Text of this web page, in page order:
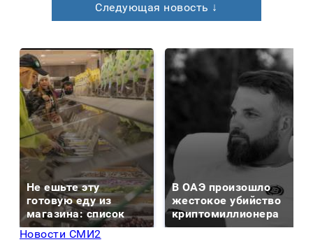
Следующая новость ↓
Не ешьте эту
готовую еду из
магазина: список
В ОАЭ произошло
жестокое убийство
криптомиллионера
Новости СМИ2